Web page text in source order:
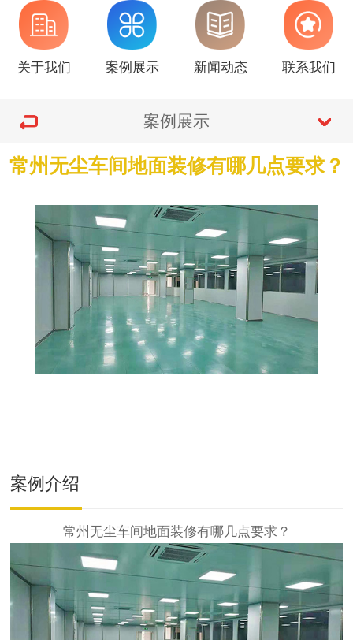
关于我们 案例展示 新闻动态 联系我们
案例展示
常州无尘车间地面装修有哪几点要求？
案例介绍
常州无尘车间地面装修有哪几点要求？